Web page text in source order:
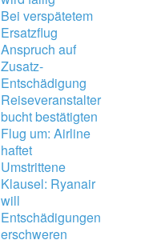
Bei verspätetem
Ersatzflug
Anspruch auf
Zusatz-
Entschädigung
Reiseveranstalter
bucht bestätigten
Flug um: Airline
haftet
Umstrittene
Klausel: Ryanair
will
Entschädigungen
erschweren